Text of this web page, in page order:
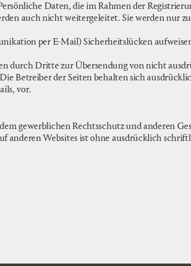
Daten, die im Rahmen der
auch nicht weitergeleitet. Sie werden nur
per E-Mail) Sicherheitslücken
durch Dritte zur Übersendung von nicht
Betreiber der Seiten behalten sich
vor.
gewerblichen Rechtsschutz und anderen
anderen Websites ist ohne ausdrücklich